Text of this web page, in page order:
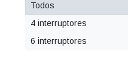
Todos
4 interruptores
6 interruptores